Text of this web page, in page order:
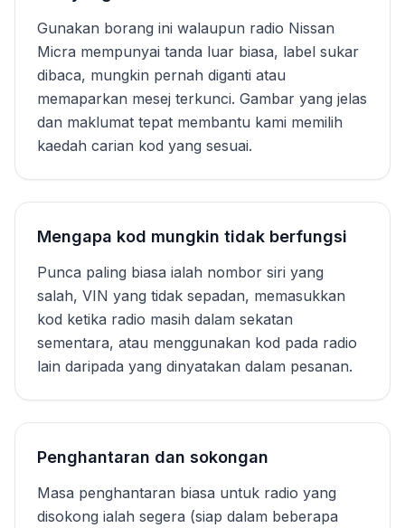
Gunakan borang ini walaupun radio Nissan
Micra mempunyai tanda luar biasa, label sukar
dibaca, mungkin pernah diganti atau
memaparkan mesej terkunci. Gambar yang jelas
dan maklumat tepat membantu kami memilih
kaedah carian kod yang sesuai.
Mengapa kod mungkin tidak berfungsi
Punca paling biasa ialah nombor siri yang
salah, VIN yang tidak sepadan, memasukkan
kod ketika radio masih dalam sekatan
sementara, atau menggunakan kod pada radio
lain daripada yang dinyatakan dalam pesanan.
Penghantaran dan sokongan
Masa penghantaran biasa untuk radio yang
disokong ialah segera (siap dalam beberapa